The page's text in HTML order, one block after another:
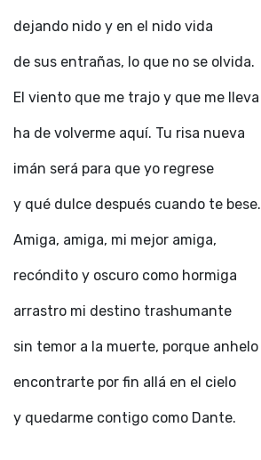
dejando nido y en el nido vida
de sus entrañas, lo que no se olvida.
El viento que me trajo y que me lleva
ha de volverme aquí. Tu risa nueva
imán será para que yo regrese
y qué dulce después cuando te bese.
Amiga, amiga, mi mejor amiga,
recóndito y oscuro como hormiga
arrastro mi destino trashumante
sin temor a la muerte, porque anhelo
encontrarte por fin allá en el cielo
y quedarme contigo como Dante.